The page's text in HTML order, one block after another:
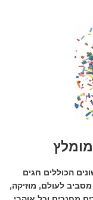
הכוללים חגים
לעולם, מוזיקה,